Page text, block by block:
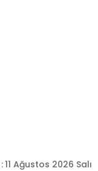
:11 Ağustos 2026 Salı